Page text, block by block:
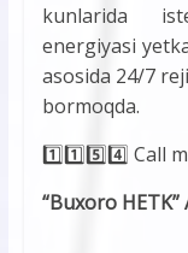
kunlarida
energiyasi
asosida 24/7
bormoqda.
1️⃣1️⃣5️⃣4️⃣ Call
“Buxoro